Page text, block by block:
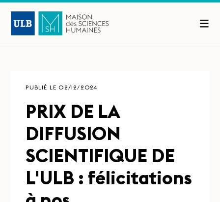
PUBLIÉ LE 02/12/2024
PRIX DE LA
DIFFUSION
SCIENTIFIQUE DE
L'ULB : félicitations